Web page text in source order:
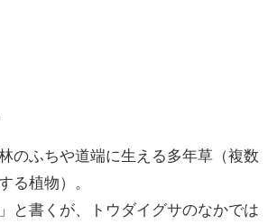
のふちや道端に生える多年草（複数
る植物）。
と書くが、トウダイグサのなかでは